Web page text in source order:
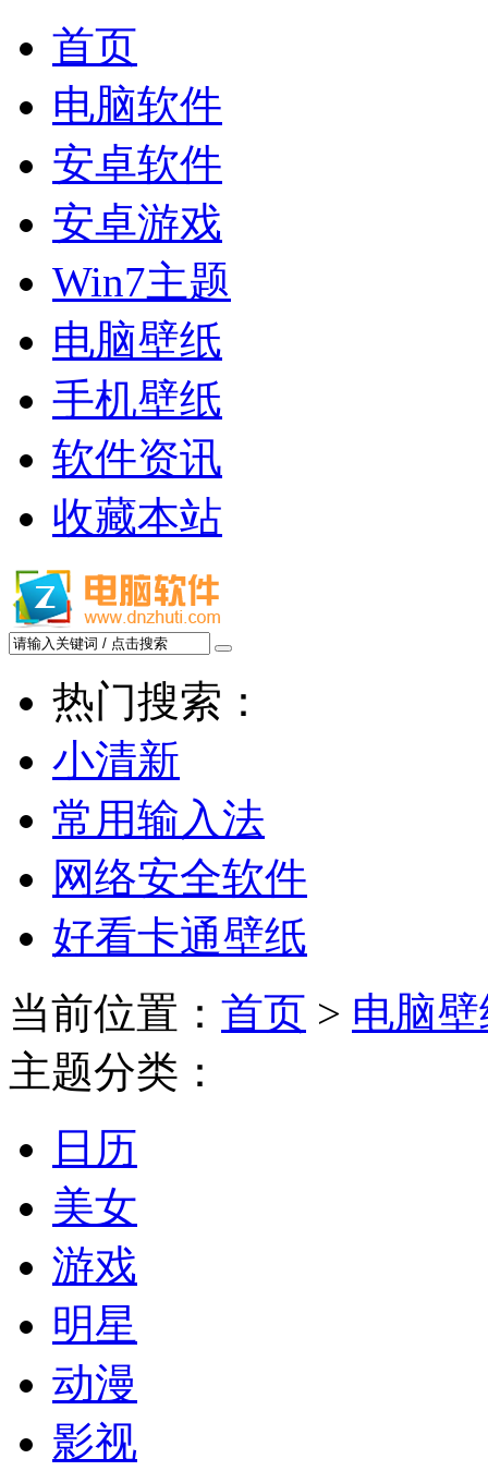
首页
电脑软件
安卓软件
安卓游戏
Win7主题
电脑壁纸
手机壁纸
软件资讯
收藏本站
热门搜索：
小清新
常用输入法
网络安全软件
好看卡通壁纸
当前位置： 首页 > 电脑
主题分类：
日历
美女
游戏
明星
动漫
影视